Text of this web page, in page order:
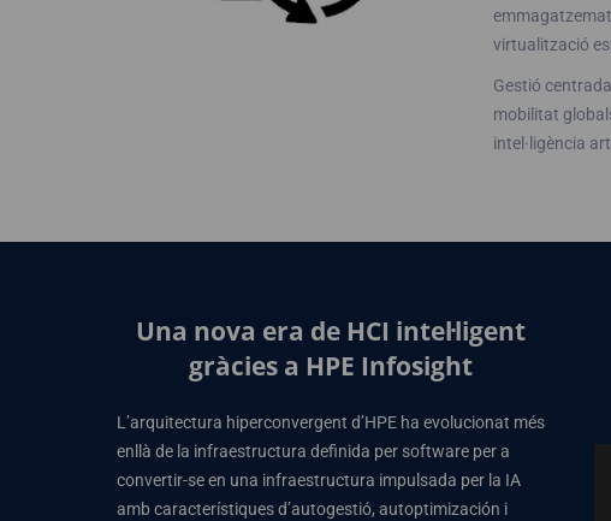
virtualització
Gestió
mobilitat
intel·ligència
Una nova era de HCI intel·ligent
gràcies a HPE Infosight
L’arquitectura hiperconvergent d’HPE ha evolucionat més
enllà de la infraestructura definida per software per a
convertir-se en una infraestructura impulsada per la IA
amb característiques d’autogestió, autoptimización i